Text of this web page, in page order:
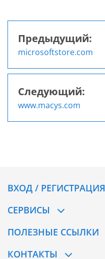
Навигация
по
записям
Предыдущий:
microsoftstore.com
Следующий:
www.macys.com
ВХОД / РЕГИСТРАЦИЯ
СЕРВИСЫ
ПОЛЕЗНЫЕ ССЫЛКИ
КОНТАКТЫ